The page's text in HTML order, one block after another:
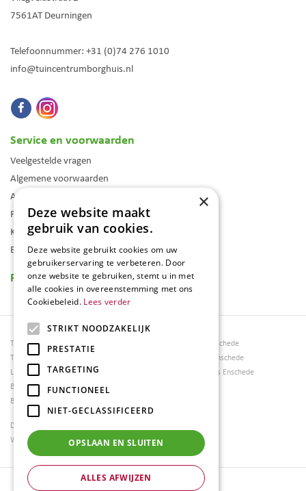
7561AT Deurningen
Telefoonnummer: +31 (0)74 276 1010
info@tuincentrumborghuis.nl
Service en voorwaarden
Veelgestelde vragen
Algemene voorwaarden
Assortiment
Folder
Klantenkaart
Blog
Reviews
Tuincentrum Borghuis
Tuinmeubels
Loungesets
Bloemen
Barbecues
Tuinmeubels Enschede
Tuinmeubelen Enschede
Woonaccessoires Enschede
Dierenwinkel Enschede
Weber bbq kopen Hengelo
×
Deze website maakt
gebruik van cookies.
Deze website gebruikt cookies om uw
gebruikerservaring te verbeteren. Door
onze website te gebruiken, stemt u in met
alle cookies in overeenstemming met ons
Cookiebeleid. Lees verder
STRIKT NOODZAKELIJK
PRESTATIE
TARGETING
FUNCTIONEEL
NIET-GECLASSIFICEERD
OPSLAAN EN SLUITEN
ALLES AFWIJZEN